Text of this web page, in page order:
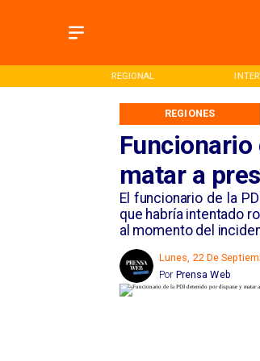
REGIONAL
Funcionario
matar a
El funcionario de la
que habría intentado
al momento del
REGIONES
Lunes, 22 De
Prensa Web
Por